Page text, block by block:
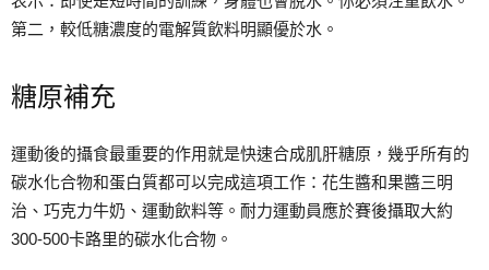
第二，較低糖濃度的電解質飲料明顯優於水。
糖原補充
運動後的攝食最重要的作用就是快速合成肌肝糖原，幾乎所有的
碳水化合物和蛋白質都可以完成這項工作：花生醬和果醬三明
治、巧克力牛奶、運動飲料等。耐力運動員應於賽後攝取大約
300-500卡路里的碳水化合物。